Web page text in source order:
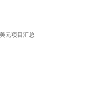
元项目汇总